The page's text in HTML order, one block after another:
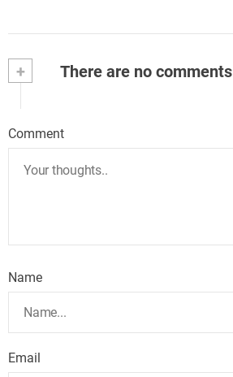
+ There are no comments
Comment
Name
Email